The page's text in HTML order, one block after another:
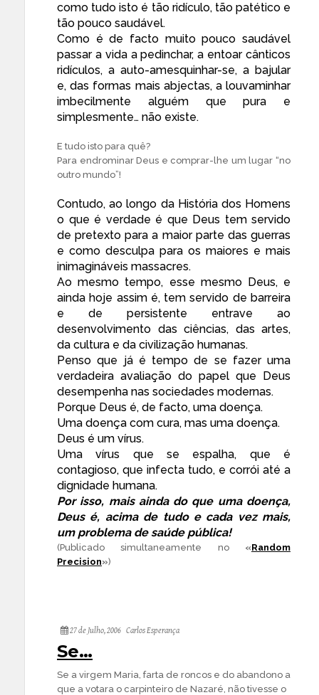
como tudo isto é tão ridículo, tão patético e
tão pouco saudável.
Como é de facto muito pouco saudável
passar a vida a pedinchar, a entoar cânticos
ridículos, a auto-amesquinhar-se, a bajular
e, das formas mais abjectas, a louvaminhar
imbecilmente alguém que pura e
simplesmente… não existe.
E tudo isto para quê?
Para endrominar Deus e comprar-lhe um lugar “no
outro mundo”!
Contudo, ao longo da História dos Homens
o que é verdade é que Deus tem servido
de pretexto para a maior parte das guerras
e como desculpa para os maiores e mais
inimagináveis massacres.
Ao mesmo tempo, esse mesmo Deus, e
ainda hoje assim é, tem servido de barreira
e de persistente entrave ao
desenvolvimento das ciências, das artes,
da cultura e da civilização humanas.
Penso que já é tempo de se fazer uma
verdadeira avaliação do papel que Deus
desempenha nas sociedades modernas.
Porque Deus é, de facto, uma doença.
Uma doença com cura, mas uma doença.
Deus é um vírus.
Uma vírus que se espalha, que é
contagioso, que infecta tudo, e corrói até a
dignidade humana.
Por isso, mais ainda do que uma doença,
Deus é, acima de tudo e cada vez mais,
um problema de saúde pública!
(Publicado simultaneamente no «Random
Precision»)
27 de Julho, 2006 Carlos Esperança
Se…
Se a virgem Maria, farta de roncos e do abandono a
que a votara o carpinteiro de Nazaré, não tivesse o